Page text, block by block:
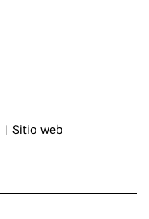
Sitio web